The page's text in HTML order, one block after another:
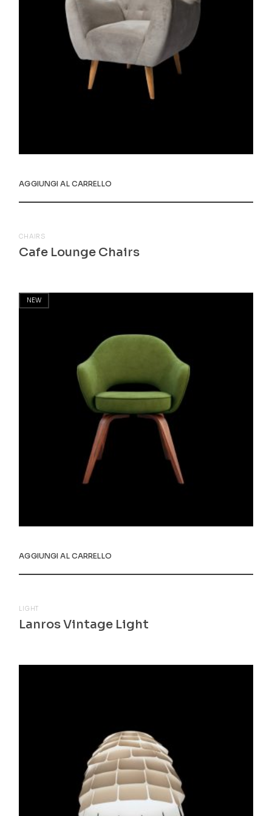
AGGIUNGI AL CARRELLO
NEW
AGGIUNGI AL CARRELLO
CHAIRS
Cafe Lounge Chairs
LIGHT
Lanros Vintage Light